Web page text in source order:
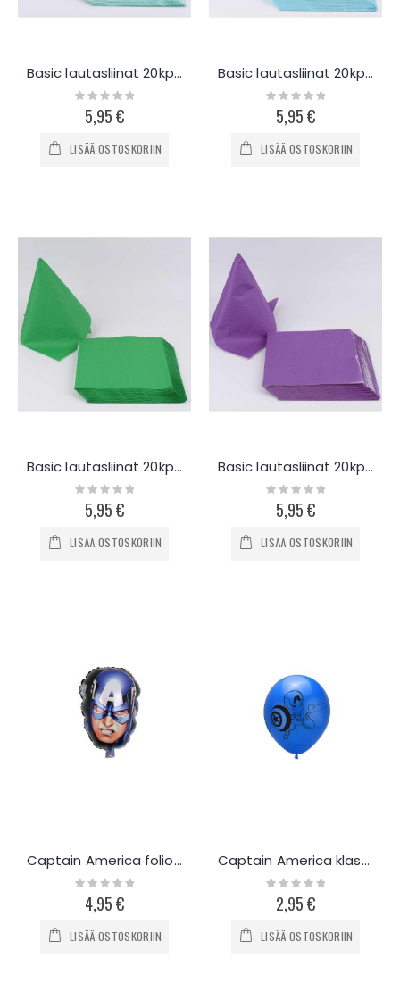
Basic lautasliinat 20kpl - turkoosi
Rating:
0%5,95 €
LISÄÄ OSTOSKORIIN
Basic lautasliinat 20kpl - vaaleansininen
Rating:
0%5,95 €
LISÄÄ OSTOSKORIIN
Basic lautasliinat 20kpl - vihreä
Rating:
0%5,95 €
LISÄÄ OSTOSKORIIN
Basic lautasliinat 20kpl - violetti
Rating:
0%5,95 €
LISÄÄ OSTOSKORIIN
Captain America folioilmapallot 10kpl
Rating:
0%4,95 €
LISÄÄ OSTOSKORIIN
Captain America klassinen ilmapallo 10kpl
Rating:
0%2,95 €
LISÄÄ OSTOSKORIIN